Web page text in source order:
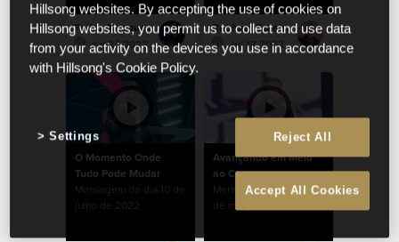
Pedro Albuquerque
Jul 24 2022
Raphael Galante
Jul 17 2022
O Momento Onde
Tudo Pode Mudar
Mensagem do dia 10 de
julho de 2022
Avançando em Meio
ao Caos
Mensagem do dia 20
de março de 2022
Hillsong websites. By accepting the use of cookies on
Hillsong websites, you permit us to collect and use data
from your activity on the devices you use in accordance
with Hillsong's Cookie Policy.
Reject All
Accept All Cookies
Settings